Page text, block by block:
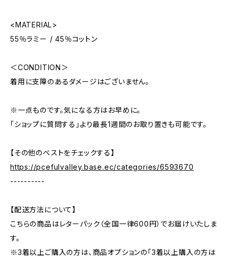
<MATERIAL>
55％ラミー / 45％コットン
＜CONDITION＞
着用に支障のあるダメージはございません。
※一点ものです。気になる方はお早めに。
「ショップに質問する」より最長1週間のお取り置きも可能です。
【その他のベストをチェックする】
https://pcefulvalley.base.ec/categories/6593670
----------
【配送方法について】
こちらの商品はレターパック（全国一律600円）でお届けいたしま
す。
※3着以上ご購入の方は、商品オプションの「3着以上購入の方は